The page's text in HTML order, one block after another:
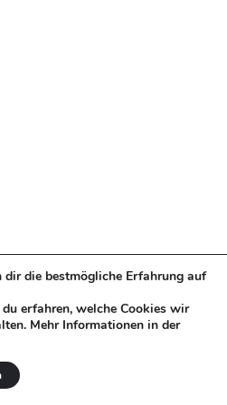
die bestmögliche Erfahrung auf
erfahren, welche Cookies wir
Mehr Informationen in der